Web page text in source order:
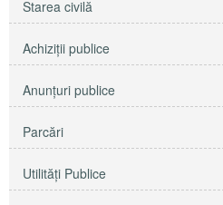
Starea civilă
Achiziţii publice
Anunţuri publice
Parcări
Utilităţi Publice